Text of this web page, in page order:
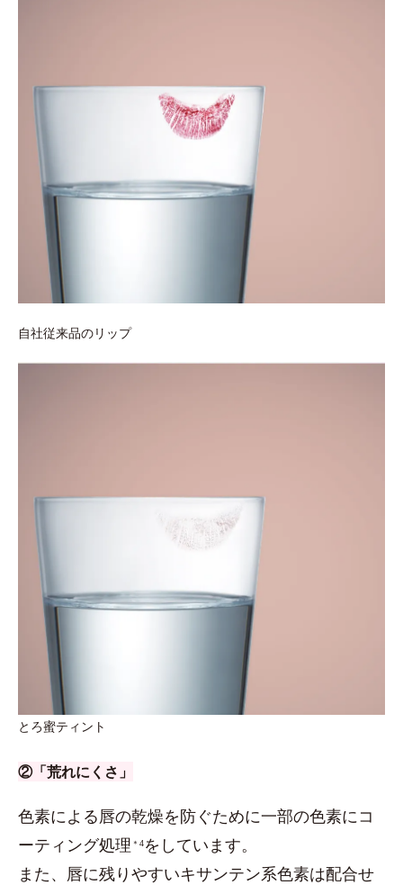
自社従来品のリップ
とろ蜜ティント
②「荒れにくさ」
色素による唇の乾燥を防ぐために一部の色素にコ
ーティング処理 ＊4をしています。
また、唇に残りやすいキサンテン系色素は配合せ